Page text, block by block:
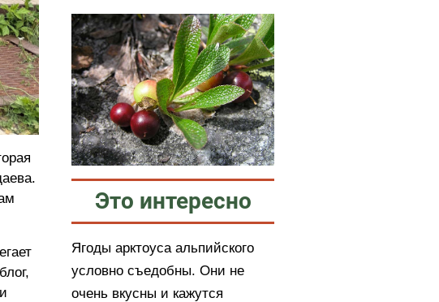
Это интересно
Ягоды арктоуса альпийского
условно съедобны. Они не
очень вкусны и кажутся